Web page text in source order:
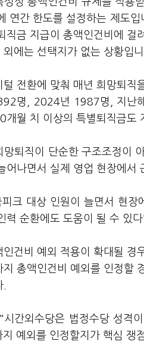
연간 한도를 설정하는 제도
직금 지급이 총액인건비에
에는 선택지가 없는 상황입니
전환에 맞춰 매년 희망퇴직
명, 2024년 1987명, 지난
개월 치 이상의 특별퇴직금도
망퇴직이 단순한 구조조정이
어나면서 실제 영업 현장에서
크 대상 인원이 늘면서 현
력 순환에도 도움이 될 수 있
건비 예외 적용이 확대될
지 총액인건비 예외를 인정할
간외수당은 법정수당 성격
예외를 인정할지가 핵심 쟁